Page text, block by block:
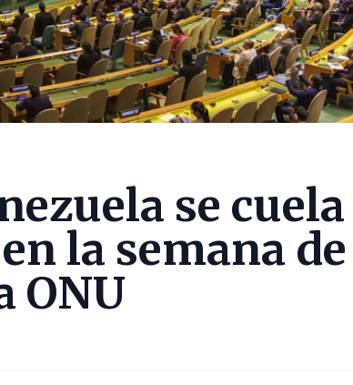
se cuela
la semana de
ONU